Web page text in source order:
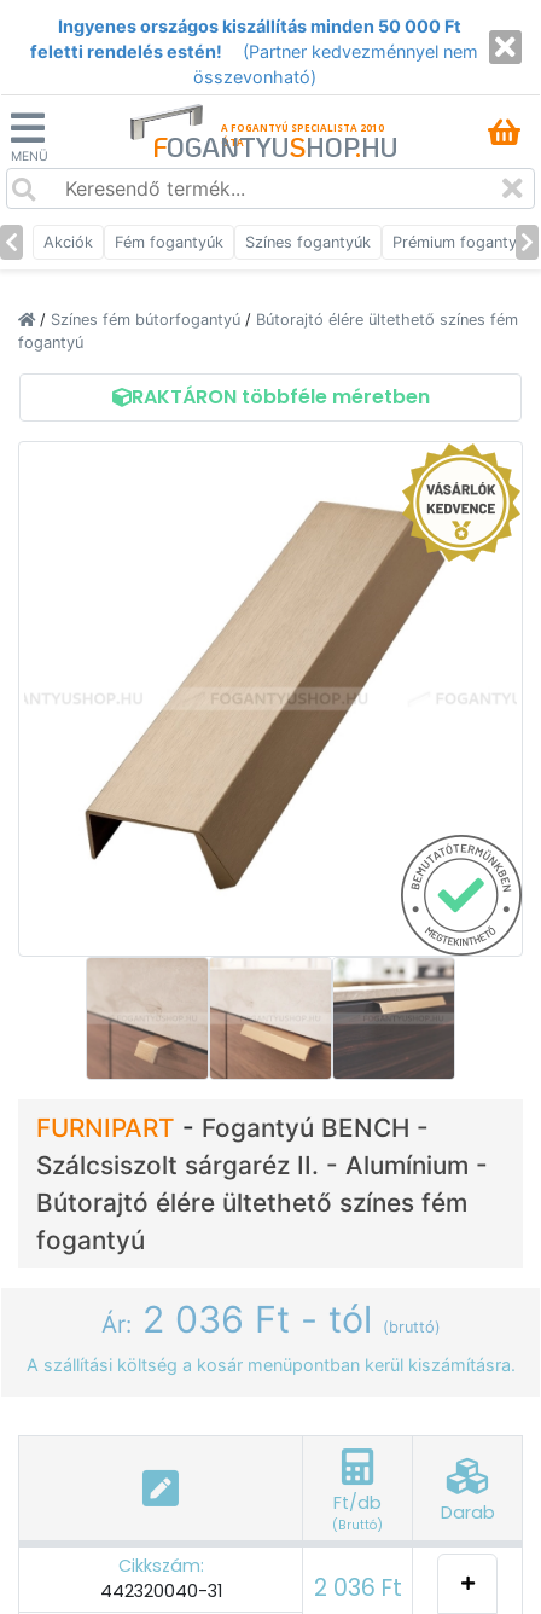
Ingyenes országos kiszállítás minden 50 000 Ft
feletti rendelés estén!
(Partner kedvezménnyel nem
összevonható)
MENÜ
A FOGANTYÚ SPECIALISTA 2010
ÓTA
FOGANTYUSHOP.HU
Akciók Fém fogantyúk Színes fogantyúk Prémium fogantyúk
/ Színes fém bútorfogantyú / Bútorajtó élére ültethető színes fém
fogantyú
RAKTÁRON többféle méretben
FURNIPART - Fogantyú BENCH -
Szálcsiszolt sárgaréz II. - Alumínium -
Bútorajtó élére ültethető színes fém
fogantyú
Ár: 2 036 Ft - tól (bruttó)
A szállítási költség a kosár menüpontban kerül kiszámításra.
Ft/db
(Bruttó)
Darab
Cikkszám:
442320040-31
2 036 Ft